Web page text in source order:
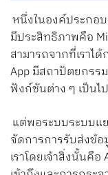
หนึ่งในองค์ประกอ
มีประสิทธิภาพคือ
สามารถจากที่เราไ
App มีสถาปัตยกรร
ฟังก์ชันต่าง ๆ เป็นไ
แต่พอระบบระบบแ
จัดการการรับส่งข้อ
เราโดยเจ้าสิ่งนั้นคื